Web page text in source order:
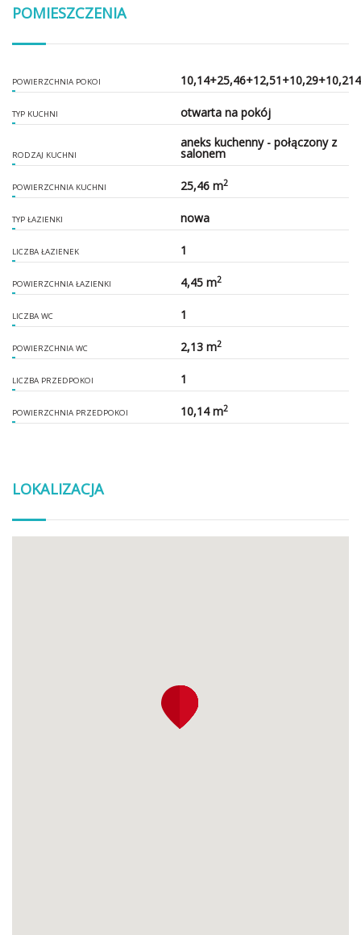
POMIESZCZENIA
POWIERZCHNIA POKOI
TYP KUCHNI otwarta na pokój
RODZAJ KUCHNI
aneks kuchenny - połączony z
salonem
POWIERZCHNIA KUCHNI 25,46 m2
TYP ŁAZIENKI nowa
LICZBA ŁAZIENEK 1
POWIERZCHNIA ŁAZIENKI 4,45 m2
LICZBA WC 1
POWIERZCHNIA WC 2,13 m2
LICZBA PRZEDPOKOI 1
POWIERZCHNIA PRZEDPOKOI 10,14 m2
LOKALIZACJA